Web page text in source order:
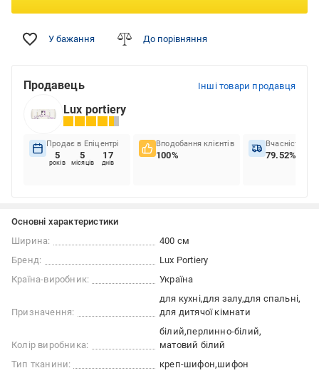
У бажання До порівняння
Продавець Інші товари продавця
Lux portiery
Продає в Епіцентрі
5
років
5
місяців
17
днів
Вподобання клієнтів
100%
Вчасність
79.52%
Основні характеристики
Ширина:
400 см
Бренд:
Lux Portiery
Країна-виробник:
Україна
Призначення:
для кухні для залу для спальні
для дитячої кімнати
Колір виробника:
білий перлинно-білий
матовий білий
Тип тканини:
креп-шифон шифон